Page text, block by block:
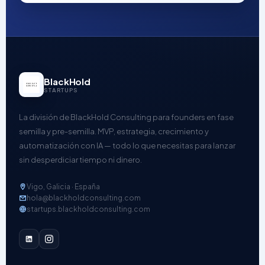
BlackHold
STARTUPS
La división de BlackHold Consulting para founders en fase
semilla y pre-semilla. MVP, estrategia, crecimiento y
automatización con IA — todo lo que necesitas para lanzar
sin desperdiciar tiempo ni dinero.
Vigo, Galicia · España
hola@blackholdconsulting.com
startups.blackholdconsulting.com